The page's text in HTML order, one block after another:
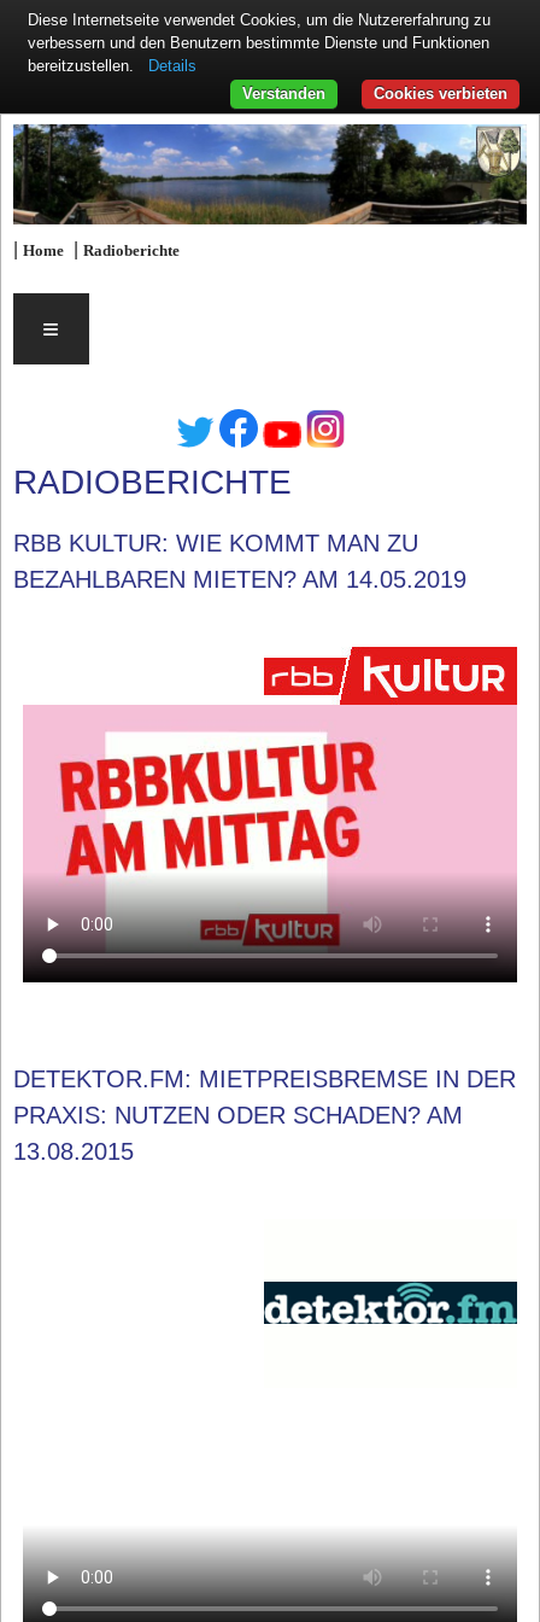
|Home |Radioberichte
≡
RADIOBERICHTE
RBB KULTUR: WIE KOMMT MAN ZU
BEZAHLBAREN MIETEN? AM 14.05.2019
DETEKTOR.FM: MIETPREISBREMSE IN DER
PRAXIS: NUTZEN ODER SCHADEN? AM
13.08.2015
Diese Internetseite verwendet Cookies, um die Nutzererfahrung zu
verbessern und den Benutzern bestimmte Dienste und Funktionen
bereitzustellen.
Details
Cookies verbieten
Verstanden